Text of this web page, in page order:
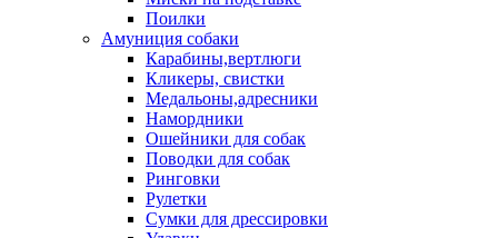
Поилки
Амуниция собаки
Карабины,вертлюги
Кликеры, свистки
Медальоны,адресники
Намордники
Ошейники для собак
Поводки для собак
Ринговки
Рулетки
Сумки для дрессировки